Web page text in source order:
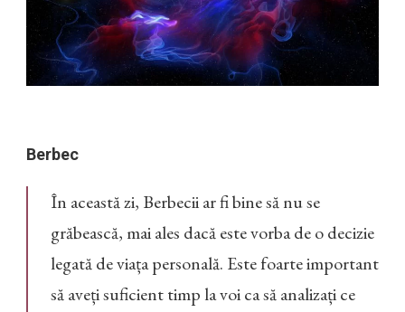
Berbec
În această zi, Berbecii ar fi bine să nu se
grăbească, mai ales dacă este vorba de o decizie
legată de viața personală. Este foarte important
să aveți suficient timp la voi ca să analizați ce